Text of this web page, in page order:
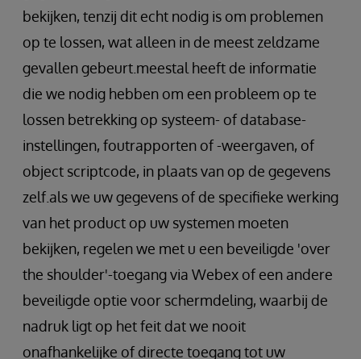
bekijken, tenzij dit echt nodig is om problemen
op te lossen, wat alleen in de meest zeldzame
gevallen gebeurt.meestal heeft de informatie
die we nodig hebben om een probleem op te
lossen betrekking op systeem- of database-
instellingen, foutrapporten of -weergaven, of
object scriptcode, in plaats van op de gegevens
zelf.als we uw gegevens of de specifieke werking
van het product op uw systemen moeten
bekijken, regelen we met u een beveiligde 'over
the shoulder'-toegang via Webex of een andere
beveiligde optie voor schermdeling, waarbij de
nadruk ligt op het feit dat we nooit
onafhankelijke of directe toegang tot uw